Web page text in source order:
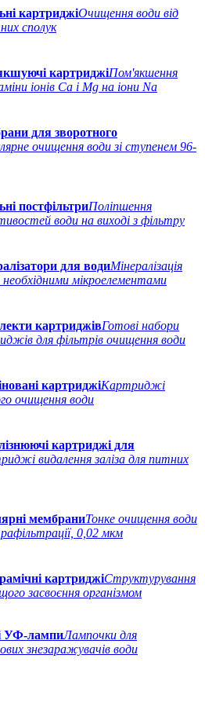
картриджіОчищення води від
сполук
картриджіПом'якшення
іонів Ca і Mg на іони Na
для зворотного
очищення води зі ступенем 96-
постфільтриПоліпшення
води на виході з фільтру
для водиМінералізація
мікроелементами
картриджівГотові набори
для фільтрів очищення води
картриджіКартриджі
очищення води
картриджі для
видалення заліза для питних
мембраниТонке очищення води
0,02 мкм
картриджіСтруктурування
засвоєння організмом
УФ-лампиЛампочки для
знезаражувачів води